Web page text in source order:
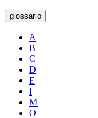
glossario
A
B
C
D
E
I
M
O